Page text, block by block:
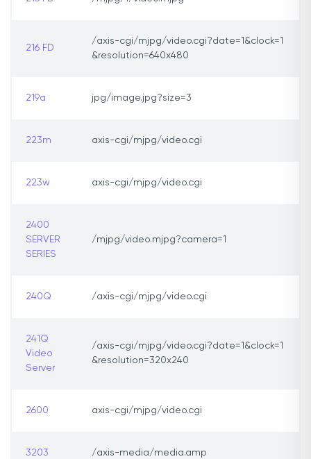
216 FD
/axis-cgi/mjpg/video.cgi?date=1&clock=1
&resolution=640x480
219a jpg/image.jpg?size=3
223m axis-cgi/mjpg/video.cgi
223w axis-cgi/mjpg/video.cgi
2400
SERVER
SERIES
/mjpg/video.mjpg?camera=1
240Q /axis-cgi/mjpg/video.cgi
241Q
Video
Server
/axis-cgi/mjpg/video.cgi?date=1&clock=1
&resolution=320x240
2600 axis-cgi/mjpg/video.cgi
3203 /axis-media/media.amp